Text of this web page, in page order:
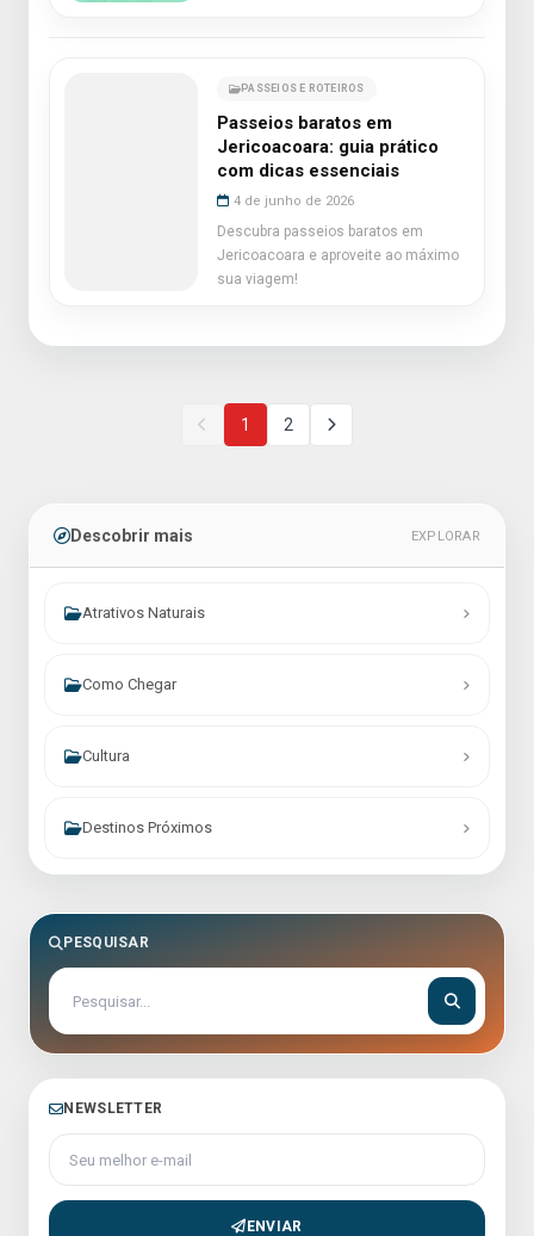
PASSEIOS E ROTEIROS
Passeios baratos em
Jericoacoara: guia prático
com dicas essenciais
4 de junho de 2026
Descubra passeios baratos em
Jericoacoara e aproveite ao máximo
sua viagem!
1 2
Descobrir mais EXPLORAR
Atrativos Naturais
Como Chegar
Cultura
Destinos Próximos
PESQUISAR
NEWSLETTER
Seu melhor e-mail
ENVIAR